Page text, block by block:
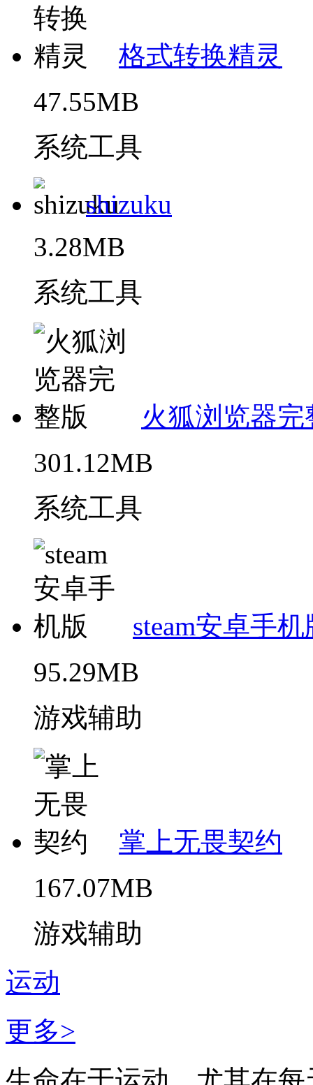
格式转换精灵
47.55MB
系统工具
shizuku
3.28MB
系统工具
火狐浏览器完
301.12MB
系统工具
steam安卓手机
95.29MB
游戏辅助
掌上无畏契约
167.07MB
游戏辅助
运动
更多>